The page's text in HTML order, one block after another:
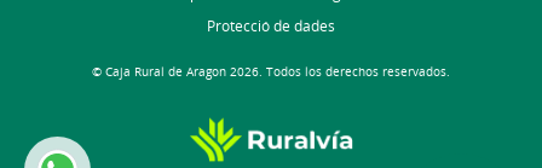
Protecció de dades
© Caja Rural de Aragon 2026. Todos los derechos reservados.